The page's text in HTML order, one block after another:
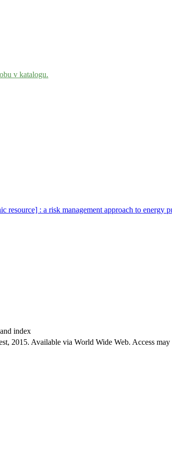
v katalogu.
resource] : a risk management approach to energy
index
2015. Available via World Wide Web. Access